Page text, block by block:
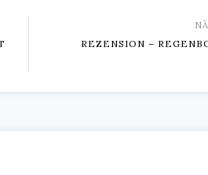
REZENSION –